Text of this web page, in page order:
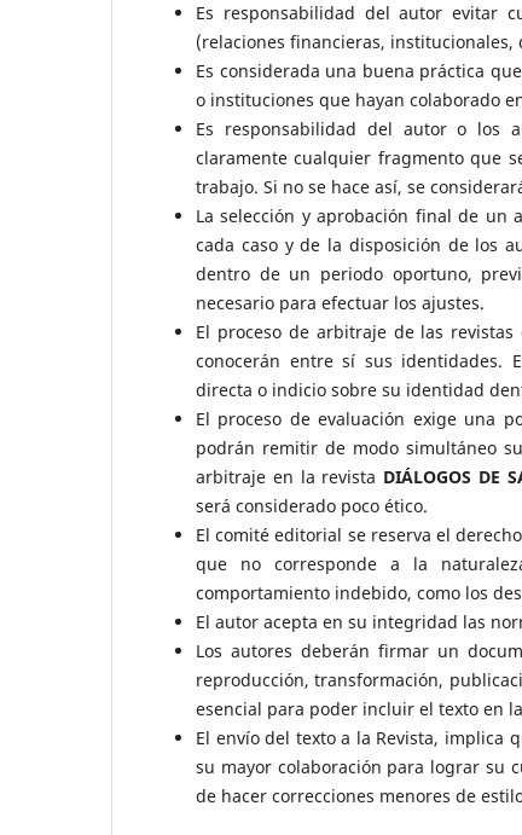
Es responsabilidad del autor evitar
(relaciones financieras,
Es considerada una buena práctica
o instituciones que hayan colaborado
Es responsabilidad del autor o los
claramente cualquier fragmento que
trabajo. Si no se hace así, se
La selección y aprobación final de un
cada caso y de la disposición de los
dentro de un periodo oportuno,
necesario para efectuar los ajustes.
El proceso de arbitraje de las
conocerán entre sí sus identidades.
directa o indicio sobre su identidad
El proceso de evaluación exige una
podrán remitir de modo simultáneo
arbitraje en la revista DIÁLOGOS DE
será considerado poco ético.
El comité editorial se reserva el
que no corresponde a la
comportamiento indebido, como los
El autor acepta en su integridad las
Los autores deberán firmar un
reproducción, transformación,
esencial para poder incluir el texto en
El envío del texto a la Revista, implica
su mayor colaboración para lograr su
de hacer correcciones menores de